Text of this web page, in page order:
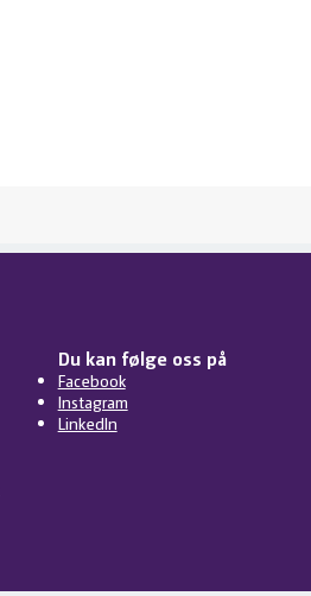
Du kan følge oss på
Facebook
Instagram
LinkedIn